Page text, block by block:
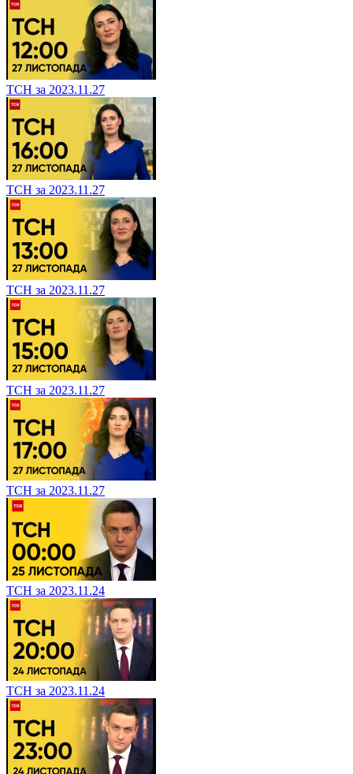
ТСН за 2023.11.27
ТСН за 2023.11.27
ТСН за 2023.11.27
ТСН за 2023.11.27
ТСН за 2023.11.27
ТСН за 2023.11.24
ТСН за 2023.11.24